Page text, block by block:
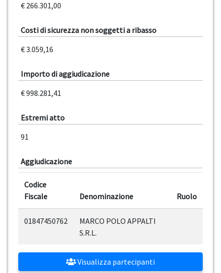
€ 266.301,00
Costi di sicurezza non soggetti a ribasso
€ 3.059,16
Importo di aggiudicazione
€ 998.281,41
Estremi atto
91
Aggiudicazione
Codice
Fiscale
Denominazione Ruolo
01847450762
MARCO POLO APPALTI
S.R.L.
Visualizza partecipanti